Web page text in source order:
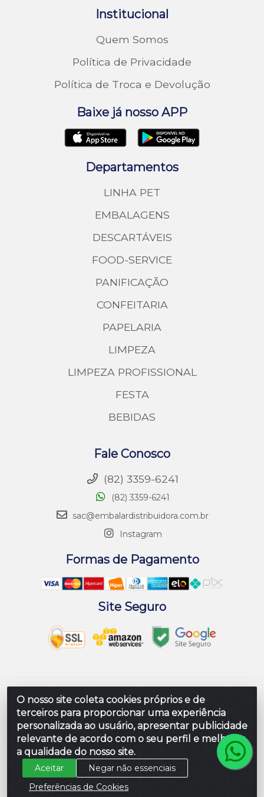
O nosso site coleta cookies próprios e de
terceiros para proporcionar uma experiência
personalizada ao usuário, apresentar publicidade
relevante de acordo com o seu perfil e melhorar
a qualidade do nosso site.
Aceitar
Negar não essenciais
Preferências de Cookies
Institucional
Quem Somos
Política de Privacidade
Política de Troca e Devolução
Baixe já nosso APP
Departamentos
LINHA PET
EMBALAGENS
DESCARTÁVEIS
FOOD-SERVICE
PANIFICAÇÃO
CONFEITARIA
PAPELARIA
LIMPEZA
LIMPEZA PROFISSIONAL
FESTA
BEBIDAS
Fale Conosco
(82) 3359-6241
(82) 3359-6241
sac@embalardistribuidora.com.br
Instagram
Formas de Pagamento
Site Seguro
Embalar Distribuidora de Embalagens LTDA - Rodovia
Br 104 Al, Loteamento Paraiso, S/N - Prefeito Antonio L
de Souza, Rio Largo/AL - CEP 57100-000 - CNPJ
10.347.424/0001-80